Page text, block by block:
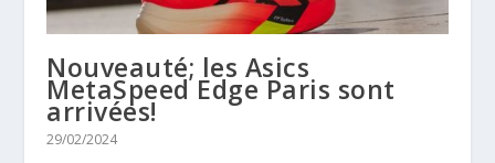
Nouveauté; les Asics
MetaSpeed Edge Paris sont
arrivées!
29/02/2024